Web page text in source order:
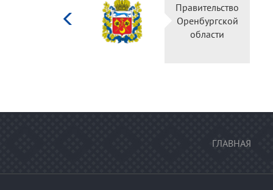
культуры
Российской
Правительство
Оренбургской
области
ГЛАВНАЯ